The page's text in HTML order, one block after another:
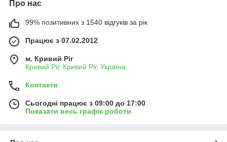
Про нас
99% позитивних з 1540 відгуків за рік
Працює з 07.02.2012
м. Кривий Ріг
Кривий Ріг, Кривий Ріг, Україна
Контакти
Сьогодні працює з 09:00 до 17:00
Показати весь графік роботи